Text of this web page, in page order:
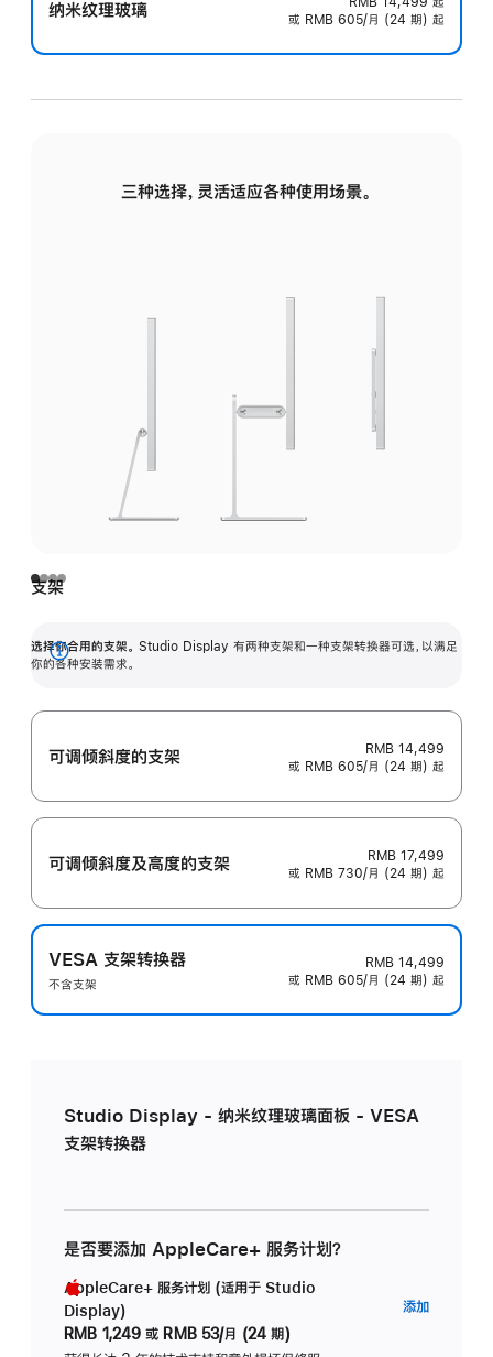
纳米纹理玻璃
或 RMB 605/月 (24 期) 起
三种选择，灵活适应各种使用场景。
支架
选择你合用的支架。 Studio Display 有两种支架和一种支架转换器可选，以满足
你的各种安装需求。
展
可调倾斜度的支架
RMB 14,499
或 RMB 605/月 (24 期) 起
可调倾斜度及高‍度的支‍架
RMB 17,499
或 RMB 730/月 (24 期) 起
VESA 支架转换器
不含支架
RMB 14,499
或 RMB 605/月 (24 期) 起
Studio Display - 纳米纹理玻璃面板 - VESA
支架转换器
是否要添加 AppleCare+ 服务计划？
AppleCare+ 服务计划 (适用于 Studio
Display)
RMB 1,249 或 RMB 53/月 (24 期)
添加